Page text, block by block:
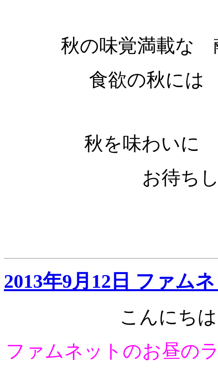
秋の味覚満載な
食欲の秋には
秋を味わいに
お待ち
2013年9月12日 ファム
こんにちは
ファムネットのお昼の